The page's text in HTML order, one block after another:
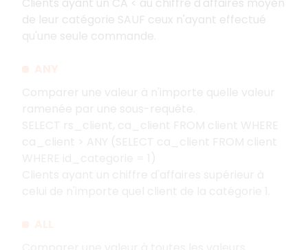
de leur catégorie SAUF ceux n'ayant effectué
qu'une seule commande.